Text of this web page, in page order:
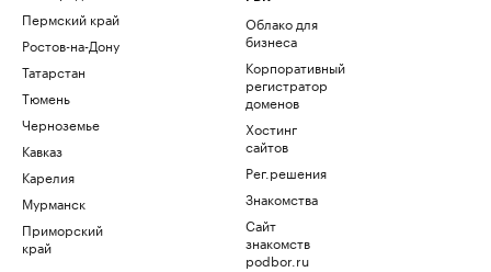
Пермский край
Ростов-на-Дону
Татарстан
Тюмень
Черноземье
Кавказ
Карелия
Мурманск
Приморский
край
Облако для
бизнеса
Корпоративный
регистратор
доменов
Хостинг
сайтов
Рег.решения
Знакомства
Сайт
знакомств
podbor.ru